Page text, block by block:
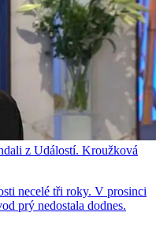
z Událostí. Kroužková
necelé tři roky. V prosinci
prý nedostala dodnes.